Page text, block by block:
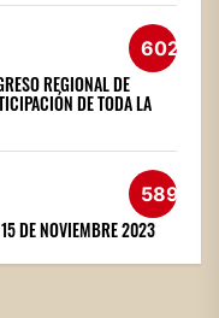
602
REGIONAL DE
DE TODA LA
589
DE NOVIEMBRE 2023